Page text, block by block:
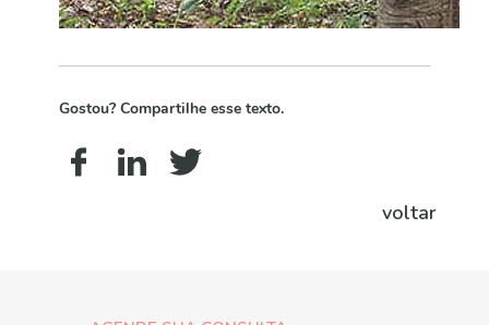
Gostou? Compartilhe esse texto.
voltar